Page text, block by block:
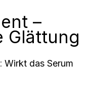
–
Glättung
Wirkt das Serum